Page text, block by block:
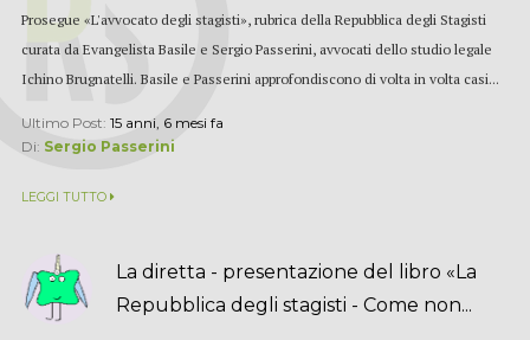
Prosegue «L'avvocato degli stagisti», rubrica della Repubblica degli Stagisti
curata da Evangelista Basile e Sergio Passerini, avvocati dello studio legale
Ichino Brugnatelli. Basile e Passerini approfondiscono di volta in volta casi...
Ultimo Post: 15 anni, 6 mesi fa
Di: Sergio Passerini
LEGGI TUTTO
La diretta - presentazione del libro «La
Repubblica degli stagisti - Come non...